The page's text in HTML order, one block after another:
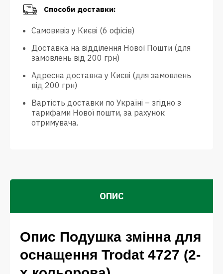
Способи доставки:
Самовивіз у Києві (6 офісів)
Доставка на відділення Нової Пошти (для
замовлень від 200 грн)
Адресна доставка у Києві (для замовлень
від 200 грн)
Вартість доставки по Україні – згідно з
тарифами Нової пошти, за рахунок
отримувача.
ОПИС
Опис Подушка змінна для
оснащення Trodat 4727 (2-